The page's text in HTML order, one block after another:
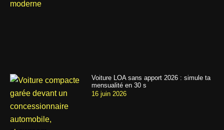
Voiture LOA sans apport 2026 : simule ta
mensualité en 30 s
16 juin 2026